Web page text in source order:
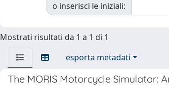
o inserisci le iniziali:
Mostrati risultati da 1 a 1 di 1
esporta metadati
The MORIS Motorcycle Simulator: